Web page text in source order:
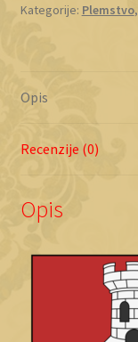
Kategorije: Plemstvo,
Opis
Recenzije (0)
Opis